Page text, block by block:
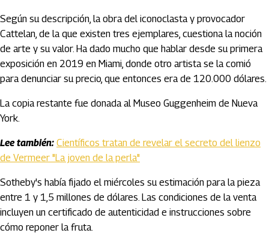
Según su descripción, la obra del iconoclasta y provocador
Cattelan, de la que existen tres ejemplares, cuestiona la noción
de arte y su valor. Ha dado mucho que hablar desde su primera
exposición en 2019 en Miami, donde otro artista se la comió
para denunciar su precio, que entonces era de 120.000 dólares.
La copia restante fue donada al Museo Guggenheim de Nueva
York.
Lee también: Científicos tratan de revelar el secreto del lienzo
de Vermeer "La joven de la perla"
Sotheby's había fijado el miércoles su estimación para la pieza
entre 1 y 1,5 millones de dólares. Las condiciones de la venta
incluyen un certificado de autenticidad e instrucciones sobre
cómo reponer la fruta.